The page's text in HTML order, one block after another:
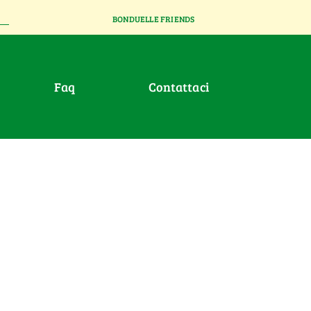
BONDUELLE FRIENDS
faq contattaci